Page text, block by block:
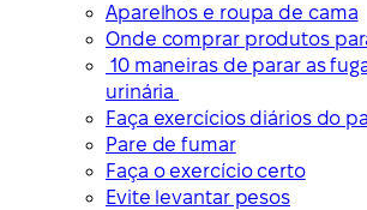
Aparelhos e roupa de cama
Onde comprar produtos
10 maneiras de parar as
urinária
Faça exercícios diários do
Pare de fumar
Faça o exercício certo
Evite levantar pesos